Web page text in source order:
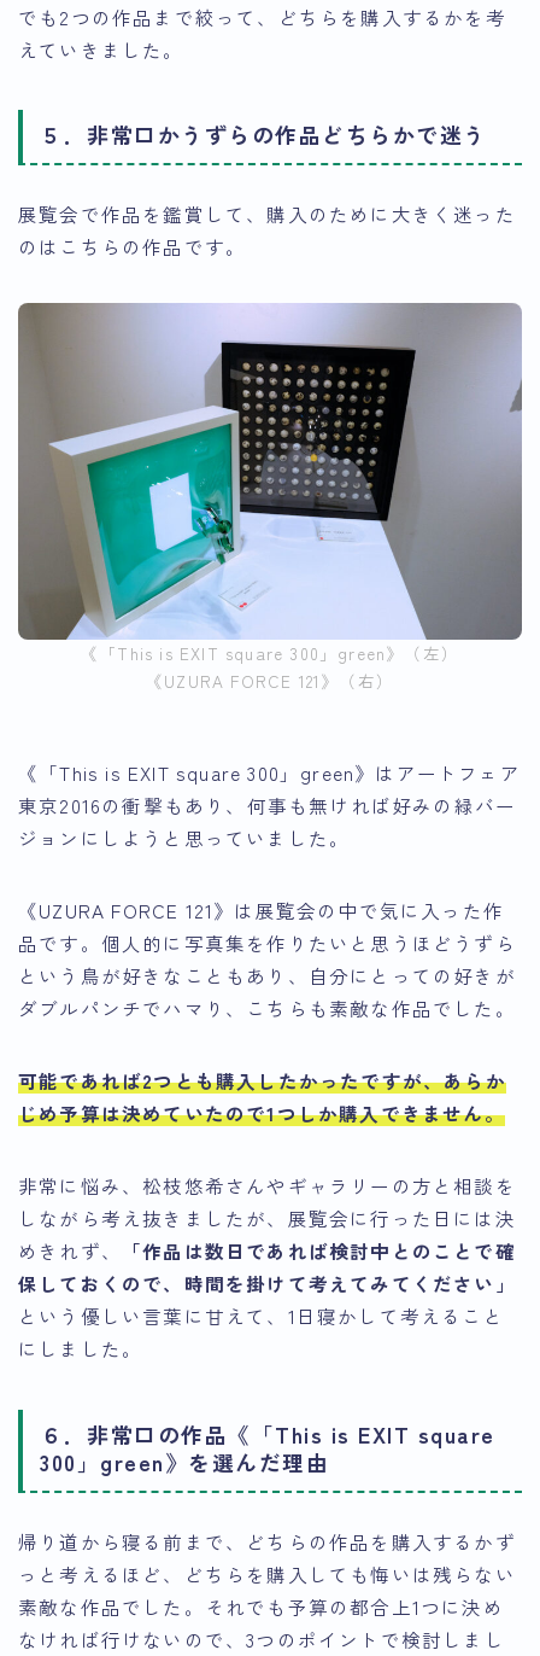
でも2つの作品まで絞って、どちらを購入するかを考
えていきました。
５．非常口かうずらの作品どちらかで迷う
展覧会で作品を鑑賞して、購入のために大きく迷った
のはこちらの作品です。
《「This is EXIT square 300」green》（左）
《UZURA FORCE 121》（右）
《「This is EXIT square 300」green》はアートフェア
東京2016の衝撃もあり、何事も無ければ好みの緑バー
ジョンにしようと思っていました。
《UZURA FORCE 121》は展覧会の中で気に入った作
品です。個人的に写真集を作りたいと思うほどうずら
という鳥が好きなこともあり、自分にとっての好きが
ダブルパンチでハマり、こちらも素敵な作品でした。
可能であれば2つとも購入したかったですが、あらか
じめ予算は決めていたので1つしか購入できません。
非常に悩み、松枝悠希さんやギャラリーの方と相談を
しながら考え抜きましたが、展覧会に行った日には決
めきれず、
「作品は数日であれば検討中とのことで確
保しておくので、時間を掛けて考えてみてください」
という優しい言葉に甘えて、1日寝かして考えること
にしました。
６．非常口の作品《「This is EXIT square
300」green》を選んだ理由
帰り道から寝る前まで、どちらの作品を購入するかず
っと考えるほど、どちらを購入しても悔いは残らない
素敵な作品でした。それでも予算の都合上1つに決め
なければ行けないので、3つのポイントで検討しまし